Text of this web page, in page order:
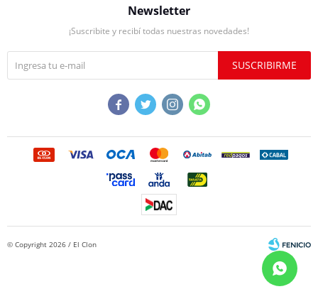
Newsletter
¡Suscribite y recibí todas nuestras novedades!
SUSCRIBIRME
   
© Copyright 2026 / El Clon